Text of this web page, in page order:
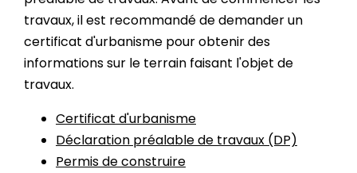
travaux, il est recommandé de demander un
certificat d'urbanisme pour obtenir des
informations sur le terrain faisant l'objet de
travaux.
Certificat d'urbanisme
Déclaration préalable de travaux (DP)
Permis de construire